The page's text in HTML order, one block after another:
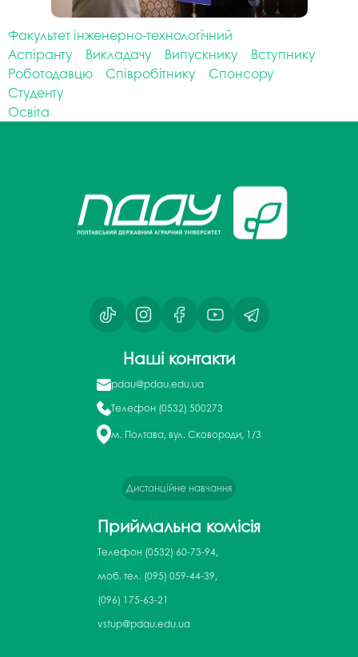
Факультет інженерно-технологічний
Аспіранту
Викладачу Випускнику
Вступнику
Роботодавцю
Співробітнику
Спонсору
Студенту
Освіта
Наші контакти
pdau@pdau.edu.ua
Телефон (0532) 500273
м. Полтава, вул. Сковороди, 1/3
Дистанційне навчання
Приймальна комісія
Телефон (0532) 60-73-94,
моб. тел. (095) 059-44-39,
(096) 175-63-21
vstup@pdau.edu.ua